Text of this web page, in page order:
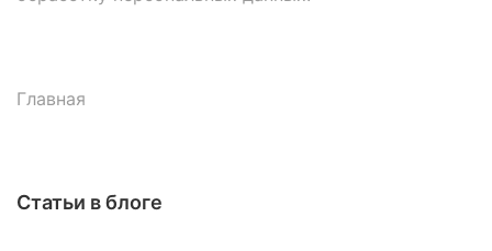
Главная
Статьи в блоге